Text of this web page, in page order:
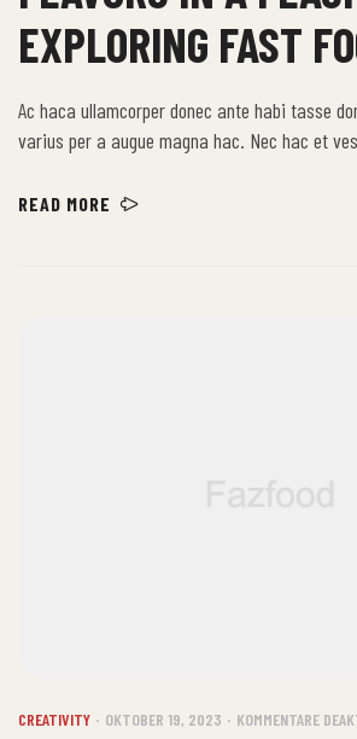
EXPLORING FAST
Ac haca ullamcorper donec ante habi tasse
varius per a augue magna hac. Nec hac et
himenaeos nunc torquent euismod adipiscing
READ MORE
CREATIVITY OKTOBER 19, 2023 KOMMENTARE